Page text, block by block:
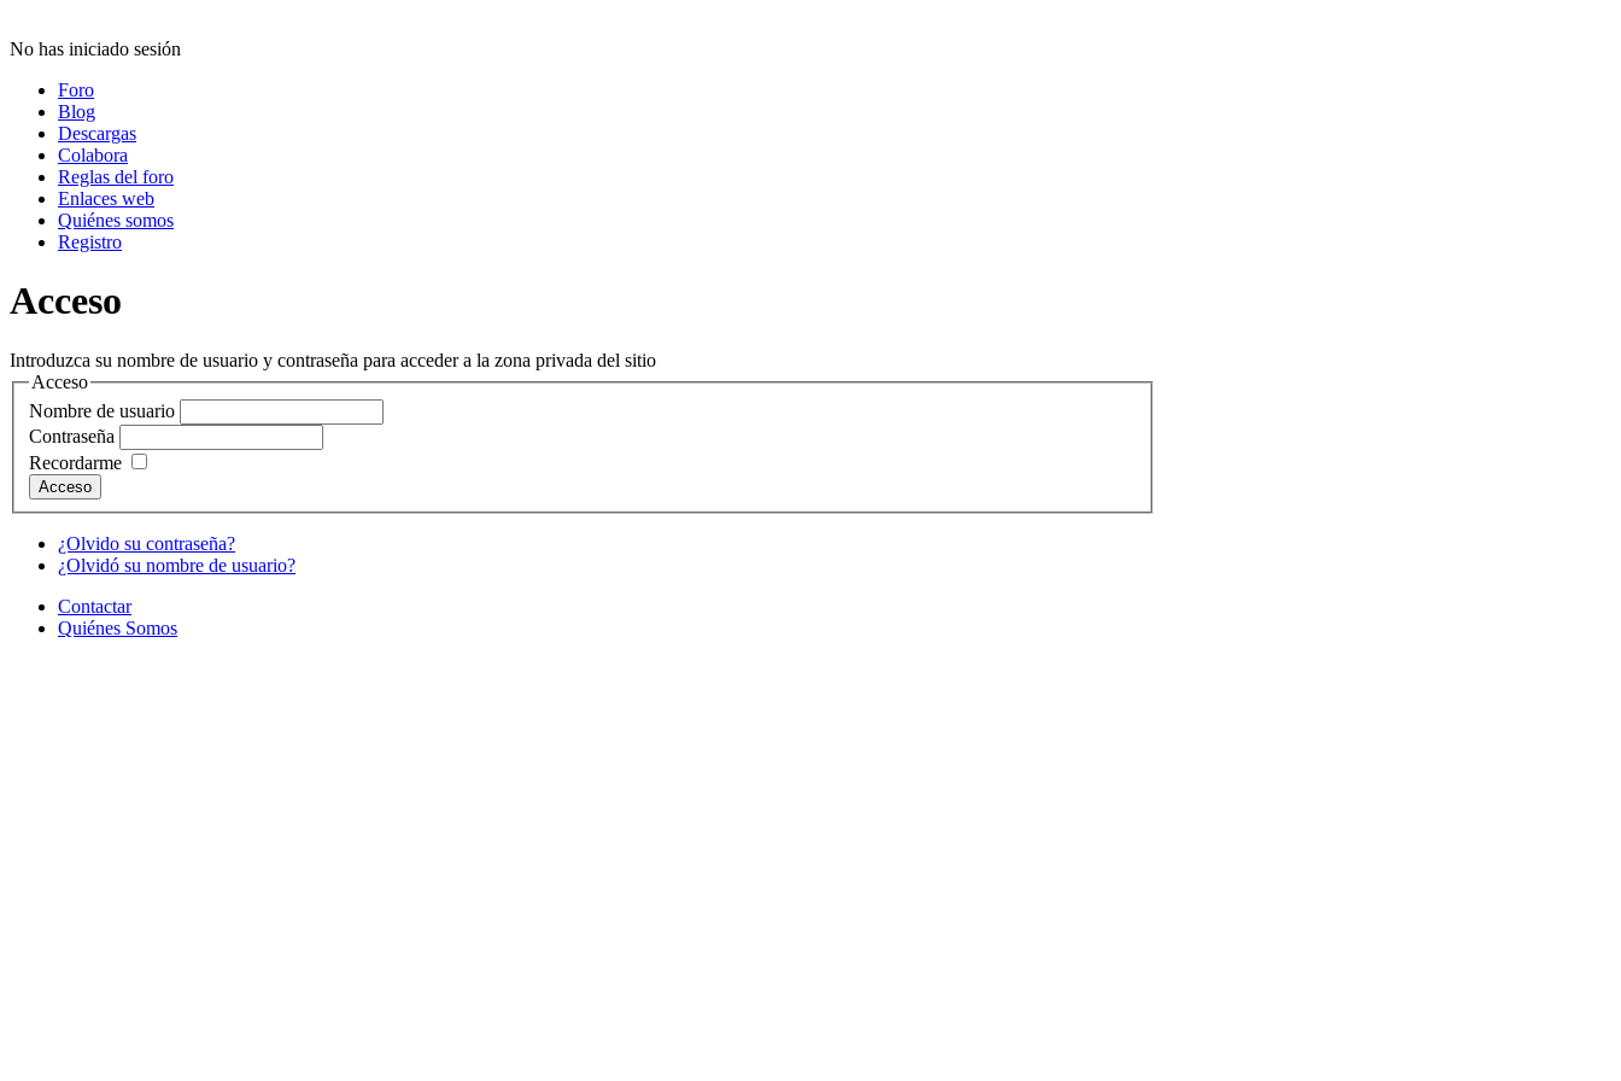
No has iniciado sesión
Foro
Blog
Descargas
Colabora
Reglas del foro
Enlaces web
Quiénes somos
Registro
Acceso
Introduzca su nombre de usuario y contraseña para acceder a la zona privada del sitio
Acceso
Nombre de usuario
Contraseña
Recordarme
¿Olvido su contraseña?
¿Olvidó su nombre de usuario?
Contactar
Quiénes Somos